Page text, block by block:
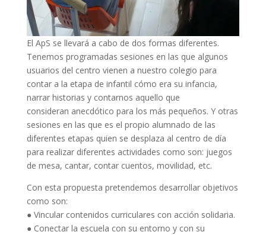
El ApS se llevará a cabo de dos formas diferentes.
Tenemos programadas sesiones en las que algunos
usuarios del centro vienen a nuestro colegio para
contar a la etapa de infantil cómo era su infancia,
narrar historias y contarnos aquello que
consideran anecdótico para los más pequeños. Y otras
sesiones en las que es el propio alumnado de las
diferentes etapas quien se desplaza al centro de día
para realizar diferentes actividades como son: juegos
de mesa, cantar, contar cuentos, movilidad, etc.
Con esta propuesta pretendemos desarrollar objetivos
como son:
● Vincular contenidos curriculares con acción solidaria.
● Conectar la escuela con su entorno y con su